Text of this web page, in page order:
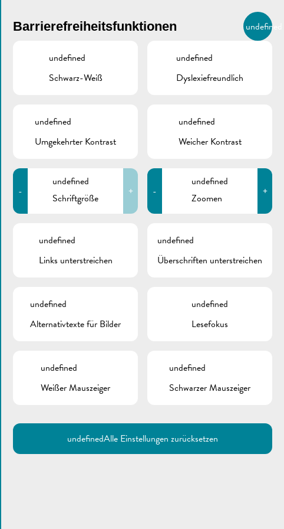
DE
BIERGER.REMICH.LU
Utilisez la recherche pour
Comme par exemple des contacts, des
informations ou de documents.
NÜTZLICHE ADRESSEN
MEC asbl
L-6434 Echternach
(+352) 26 72 00 35
https://mecasbl.lu/
info@mecasbl.lu
Barrierefreiheitsfunktionen undefined
undefined
Schwarz-Weiß
undefined
Dyslexiefreundlich
undefined
Umgekehrter Kontrast
undefined
Weicher Kontrast
-
undefined
Schriftgröße
+ -
undefined
Zoomen
+
undefined
Links unterstreichen
undefined
Überschriften unterstreichen
undefined
Alternativtexte für Bilder
undefined
Lesefokus
undefined
Weißer Mauszeiger
undefined
Schwarzer Mauszeiger
undefinedAlle Einstellungen zurücksetzen